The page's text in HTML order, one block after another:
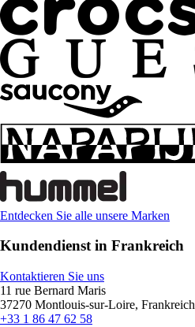
Entdecken Sie alle unsere Marken
Kundendienst in Frankreich
Kontaktieren Sie uns
11 rue Bernard Maris
37270 Montlouis-sur-Loire, Frankreich
+33 1 86 47 62 58